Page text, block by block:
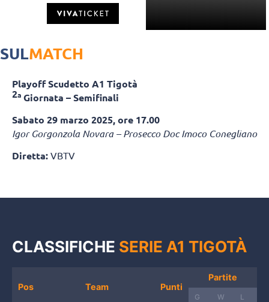
SULMATCH
Playoff Scudetto A1 Tigotà
2a Giornata – Semifinali
Sabato 29 marzo 2025, ore 17.00
Igor Gorgonzola Novara – Prosecco Doc Imoco Conegliano
Diretta: VBTV
CLASSIFICHE SERIE A1 TIGOTÀ
Pos Team Punti
Partite
G W L